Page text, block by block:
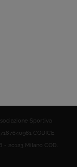
Sportiva
CODICE
- 20123 Milano COD.